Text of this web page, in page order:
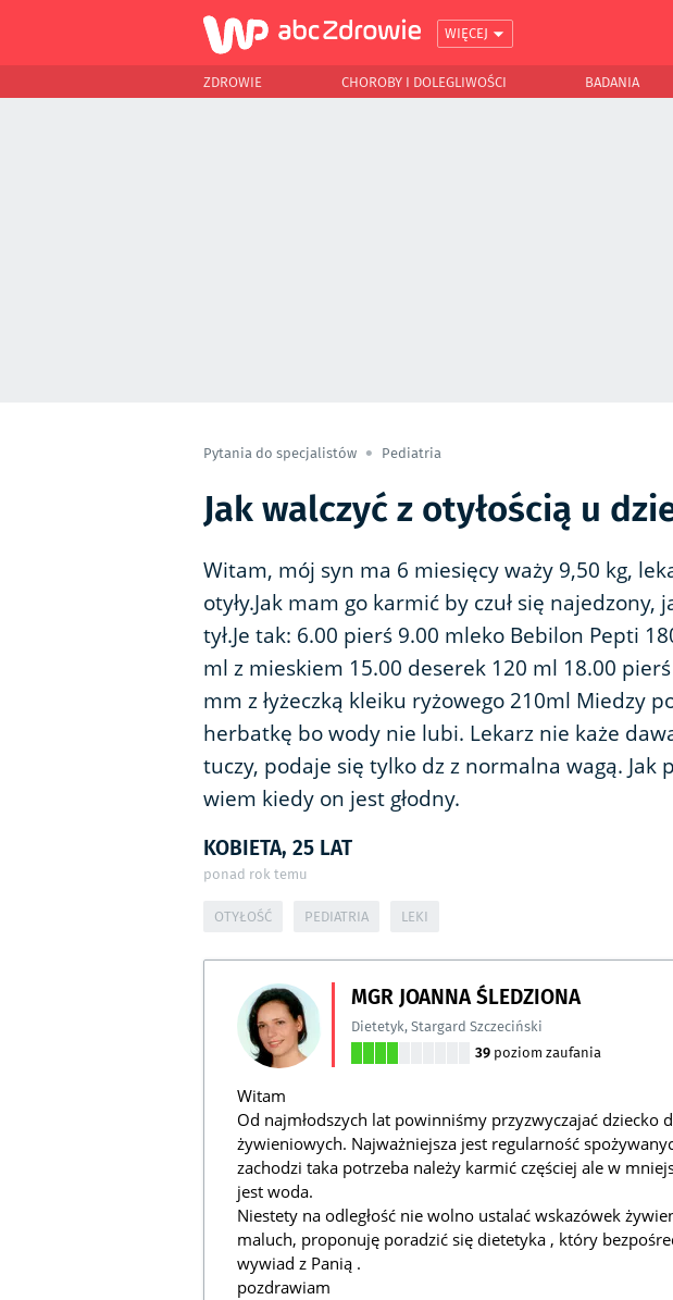
WIĘCEJ
ZDROWIE CHOROBY I DOLEGLIWOŚCI BADANIA
Pytania do specjalistów Pediatria
Jak walczyć z otyłością u
Witam, mój syn ma 6 miesięcy waży 9,50 kg,
otyły.Jak mam go karmić by czuł się najedzony,
tył.Je tak: 6.00 pierś 9.00 mleko Bebilon Pepti
ml z mieskiem 15.00 deserek 120 ml 18.00
mm z łyżeczką kleiku ryżowego 210ml Miedzy
herbatkę bo wody nie lubi. Lekarz nie każe
tuczy, podaje się tylko dz z normalna wagą. Jak
wiem kiedy on jest głodny.
KOBIETA, 25 LAT
ponad rok temu
OTYŁOŚĆ PEDIATRIA LEKI
MGR JOANNA ŚLEDZIONA
Dietetyk,Stargard Szczeciński
39 poziom zaufania
Witam
Od najmłodszych lat powinniśmy przyzwyczajać dziecko
żywieniowych. Najważniejsza jest regularność
zachodzi taka potrzeba należy karmić częściej ale w
jest woda.
Niestety na odległość nie wolno ustalać wskazówek
maluch, proponuję poradzić się dietetyka , który
wywiad z Panią .
pozdrawiam